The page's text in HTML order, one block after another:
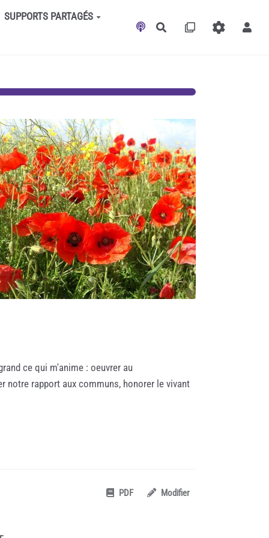
SUPPORTS PARTAGÉS
Rechercher
ce qui m'anime : oeuvrer au
notre rapport aux communs, honorer le vivant
PDF Modifier